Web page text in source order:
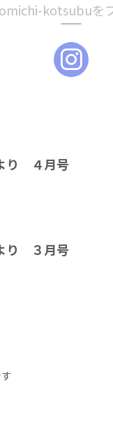
kotsubuを
り ４月号
り ３月号